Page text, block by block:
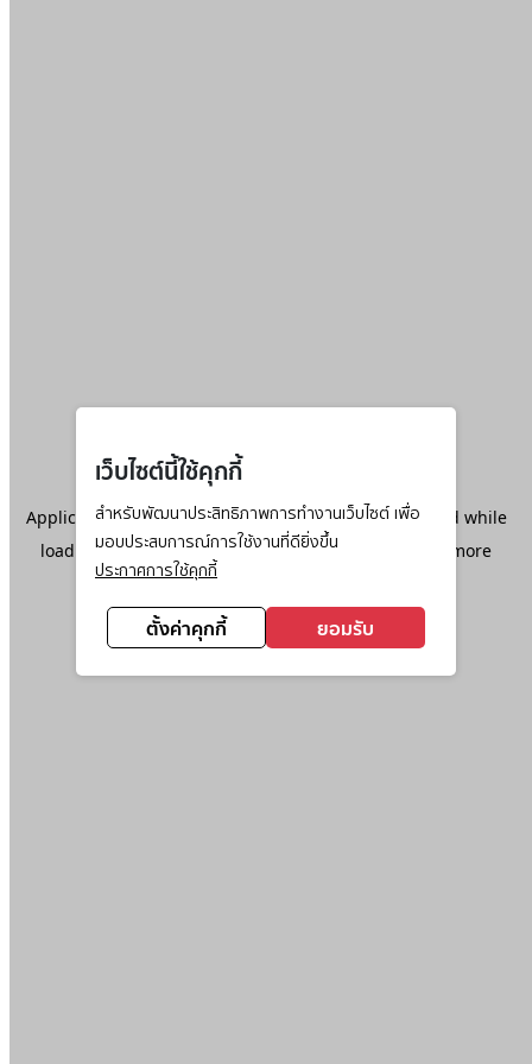
เว็บไซต์นี้ใช้คุกกี้
สำหรับพัฒนาประสิทธิภาพการทำงานเว็บไซต์ เพื่อ
มอบประสบการณ์การใช้งานที่ดียิ่งขึ้น
ประกาศการใช้คุกกี้
ตั้งค่าคุกกี้ ยอมรับ
Application error: aclient-side exception has occurred while
loadingwww.ktc.co.th(see the browser console
for more
information).